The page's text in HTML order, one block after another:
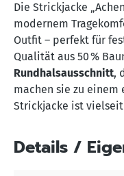
Die Strickjacke
modernem
Outfit – perfekt für
Qualität aus 50 %
Rundhalsausschnitt,
machen sie zu einem
Strickjacke ist
Details /